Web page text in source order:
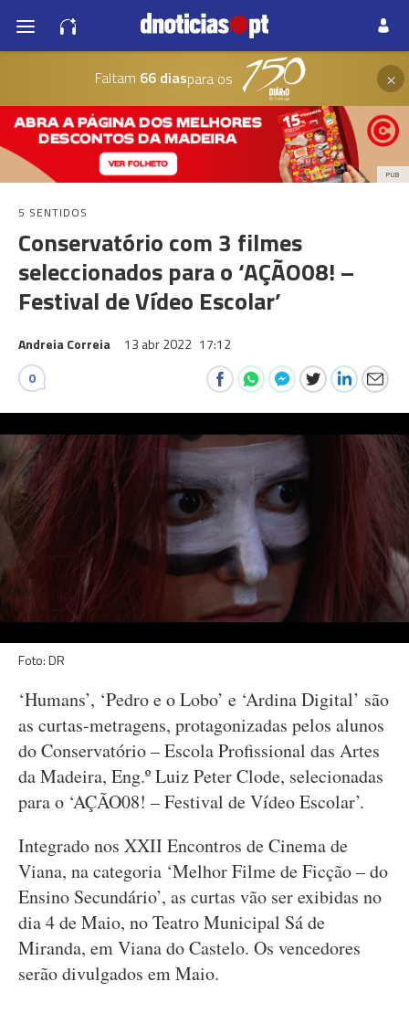
Faltam 66 diaspara os ×
PUB
5 SENTIDOS
Conservatório com 3 filmes
seleccionados para o ‘AÇÃO08! –
Festival de Vídeo Escolar’
Andreia Correia 13 abr 2022 17:12
0
Foto: DR
‘Humans’, ‘Pedro e o Lobo’ e ‘Ardina Digital’ são
as curtas-metragens, protagonizadas pelos alunos
do Conservatório – Escola Profissional das Artes
da Madeira, Eng.º Luiz Peter Clode, selecionadas
para o ‘AÇÃO08! – Festival de Vídeo Escolar’.
Integrado nos XXII Encontros de Cinema de
Viana, na categoria ‘Melhor Filme de Ficção – do
Ensino Secundário’, as curtas vão ser exibidas no
dia 4 de Maio, no Teatro Municipal Sá de
Miranda, em Viana do Castelo. Os vencedores
serão divulgados em Maio.